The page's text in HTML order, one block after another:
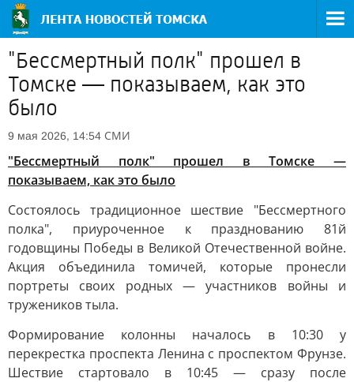
"Бессмертный полк" прошел в
Томске — показываем, как это
было
9 мая 2026, 14:54 СМИ
"Бессмертный полк" прошел в Томске —
показываем, как это было
Состоялось традиционное шествие "Бессмертного
полка", приуроченное к празднованию 81й
годовщины Победы в Великой Отечественной войне.
Акция объединила томичей, которые пронесли
портреты своих родных — участников войны и
тружеников тыла.
Формирование колонны началось в 10:30 у
перекрестка проспекта Ленина с проспектом Фрунзе.
Шествие стартовало в 10:45 — сразу после